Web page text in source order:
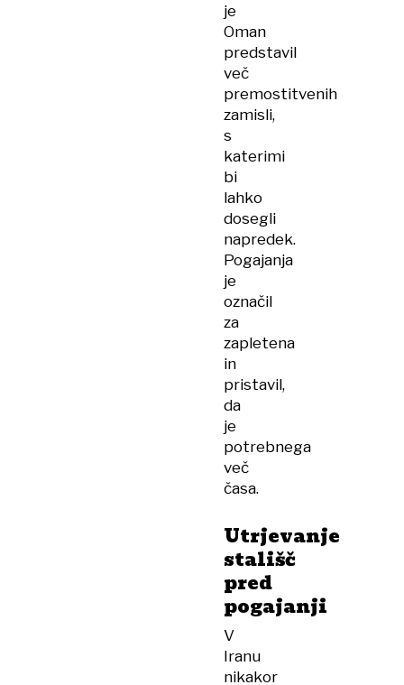
je
Oman
predstavil
več
premostitvenih
zamisli,
s
katerimi
bi
lahko
dosegli
napredek.
Pogajanja
je
označil
za
zapletena
in
pristavil,
da
je
potrebnega
več
časa.
Utrjevanje
stališč
pred
pogajanji
V
Iranu
nikakor